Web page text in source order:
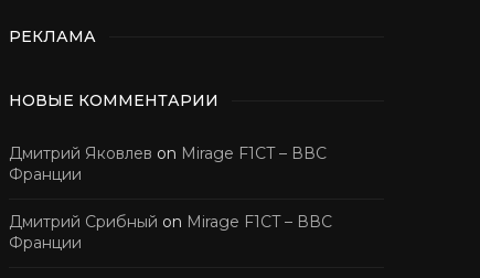
РЕКЛАМА
НОВЫЕ КОММЕНТАРИИ
Дмитрий Яковлев on Mirage F1CT – ВВС
Франции
Дмитрий Срибный on Mirage F1CT – ВВС
Франции